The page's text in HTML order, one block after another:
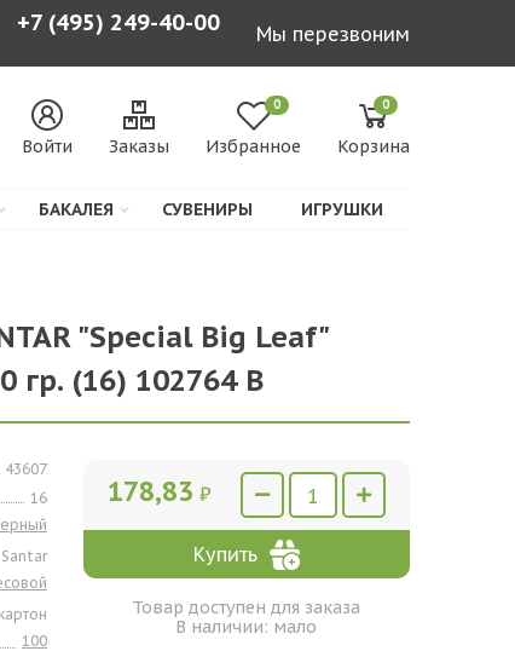
+7 (495) 249-40-00 Мы перезвоним
Войти Заказы
0
Избранное
0
Корзина
БАКАЛЕЯ СУВЕНИРЫ ИГРУШКИ
"Special Big Leaf"
гр. (16) 102764 В
43607
16
Santar
картон
100
178,83 ₽
Купить
Товар доступен для заказа
В наличии: мало